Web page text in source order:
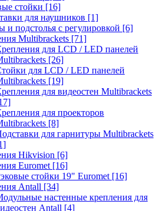
стойки [16]
для наушников [1]
и подстолья с регулировкой [6]
Multibrackets [71]
для LCD / LED панелей
[26]
для LCD / LED панелей
[19]
для видеостен Multibrackets
для проекторов
[8]
для гарнитуры Multibrackets
Hikvision [6]
Euromet [16]
стойки 19" Euromet [16]
Antall [34]
настенные крепления для
Antall [4]